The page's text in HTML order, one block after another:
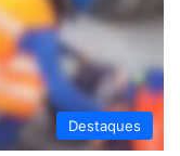
Destaques